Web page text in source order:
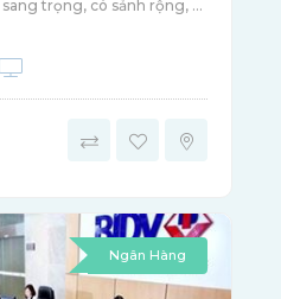
trọng, có sảnh rộng, ...
Ngân Hàng